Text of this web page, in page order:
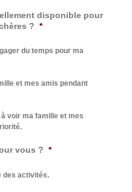
disponible pour
? *
du temps pour ma
et mes amis pendant
voir ma famille et mes
vous ? *
des activités.